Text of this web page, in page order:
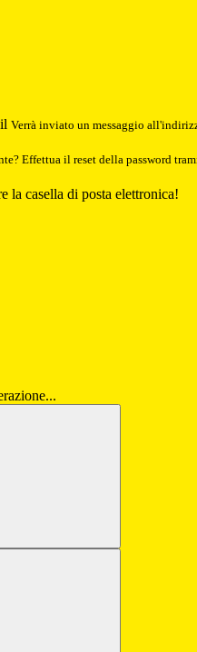
Verrà inviato un messaggio
Effettua il reset della password
la casella di posta elettronica!